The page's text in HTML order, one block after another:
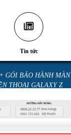
Tin tức
GÓI BẢO HÀNH MÀN
THOẠI GALAXY Z